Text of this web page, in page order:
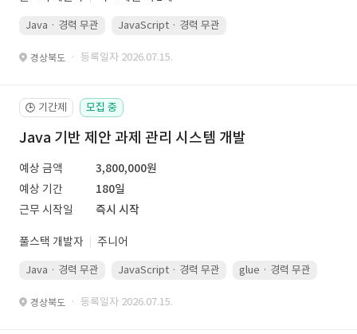
Java · 경력 무관 JavaScript · 경력 무관
경상북도 · 등록일자 2026.07.15.
🕒 기간제 모집 중
Java 기반 제안 과제 관리 시스템 개발
예상 금액
3,800,000원
예상 기간
180일
근무 시작일
즉시 시작
풀스택 개발자 주니어
Java · 경력 무관 JavaScript · 경력 무관 glue · 경력 무관
경상북도 · 등록일자 2026.07.15.